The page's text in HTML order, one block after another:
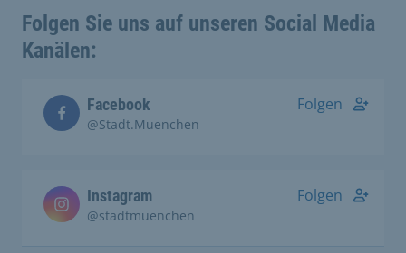
Folgen Sie uns auf unseren Social Media
Kanälen:
Facebook
@Stadt.Muenchen
Folgen
Instagram
@stadtmuenchen
Folgen